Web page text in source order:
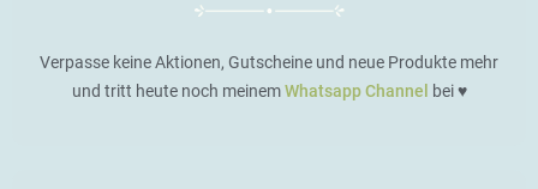
Verpasse keine Aktionen, Gutscheine und neue Produkte mehr
und tritt heute noch meinemWhatsapp Channel bei ♥️